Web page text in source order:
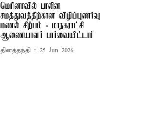
மெரினாவில் பாலின
சமத்துவத்திற்கான விழிப்புணர்வு
மணல் சிற்பம் - மாநகராட்சி
ஆணையாளர் பார்வையிட்டார்
தினத்தந்தி 25 Jun 2026